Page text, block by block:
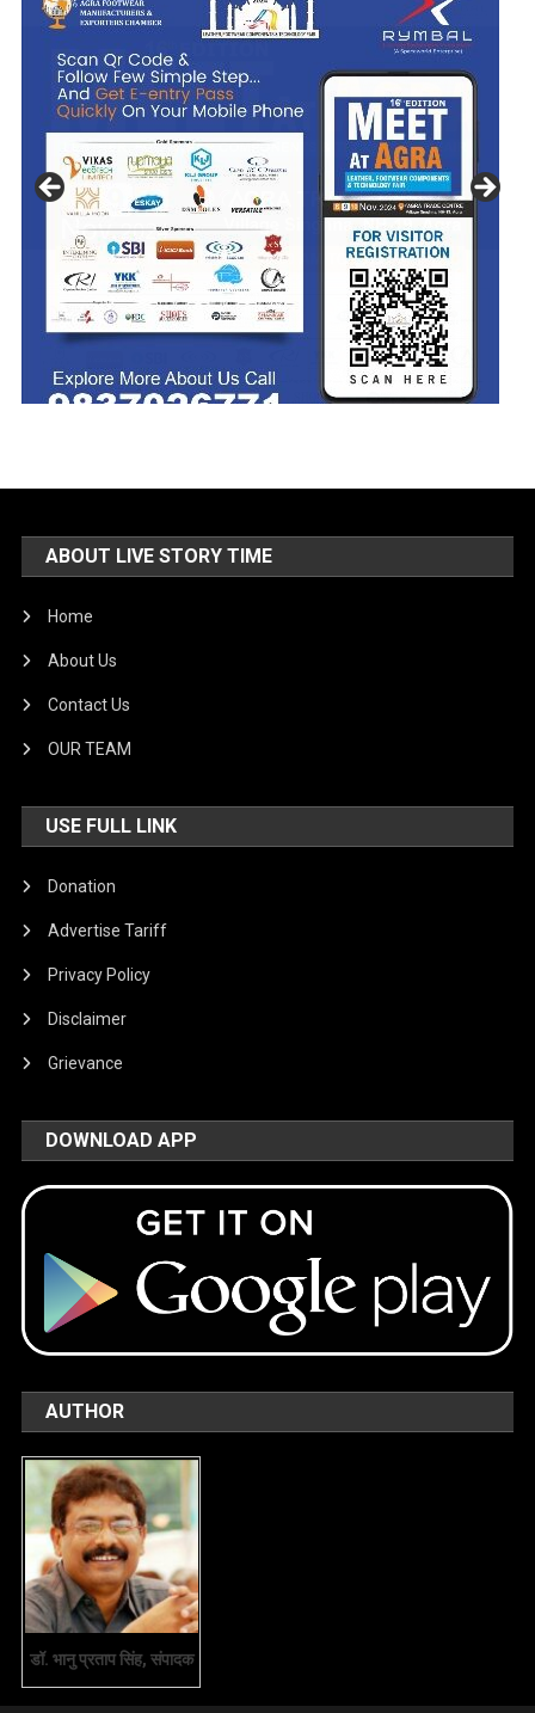
ABOUT LIVE STORY TIME
Home
About Us
Contact Us
OUR TEAM
USE FULL LINK
Donation
Advertise Tariff
Privacy Policy
Disclaimer
Grievance
DOWNLOAD APP
AUTHOR
डॉ. भानु प्रताप सिंह, संपादक